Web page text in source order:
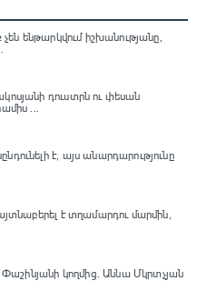
չեն ենթարկվում իշխանությանը,
դուստրն ու փեսան
...
է, այս անարդարությունը
է տղամարդու մարմին,
Փաշինյանի կողմից․ Աննա Մկրտչյան